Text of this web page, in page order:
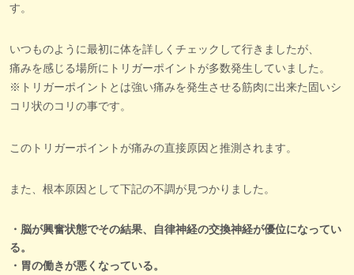
す。
いつものように最初に体を詳しくチェックして行きましたが、
痛みを感じる場所にトリガーポイントが多数発生していました。
※トリガーポイントとは強い痛みを発生させる筋肉に出来た固いシ
コリ状のコリの事です。
このトリガーポイントが痛みの直接原因と推測されます。
また、根本原因として下記の不調が見つかりました。
・脳が興奮状態でその結果、自律神経の交換神経が優位になってい
る。
・胃の働きが悪くなっている。